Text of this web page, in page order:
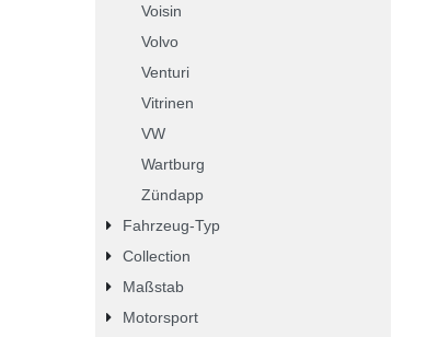
Voisin
Volvo
Venturi
Vitrinen
VW
Wartburg
Zündapp
Fahrzeug-Typ
Collection
Maßstab
Motorsport